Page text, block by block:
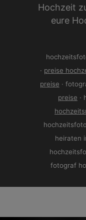
Hochzeit
eure
· preise
preise ·
preise ·
heiraten
fotograf